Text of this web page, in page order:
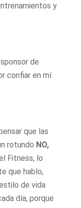
y
de
confiar en mí
que las
rotundo NO,
Fitness, lo
que hablo,
de vida
día, porque